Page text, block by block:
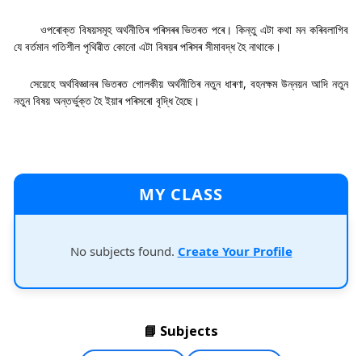
ওপৰোক্ত বিষয়সমূহ অৰ্থনীতিৰ পৰিসৰৰ ভিতৰত পৰে। কিন্তু এটা কথা মন কৰিবলাগিব
যে বৰ্তমান গতিশীল পৃথিৱীত কোনো এটা বিষয়ৰ পৰিসৰ সীমাবদ্ধ হৈ নাথাকে।
সেয়েহে অৰ্থবিজ্ঞানৰ ভিতৰত গোলকীয় অৰ্থনীতিৰ নতুন ধাৰণা, বহনক্ষম উন্নয়ন আদি নতুন
নতুন বিষয় অন্তৰ্ভুক্ত হৈ ইয়াৰ পৰিসৰো বৃদ্ধি হৈছে।
MY CLASS
No subjects found. Create Your Profile
📘 Subjects